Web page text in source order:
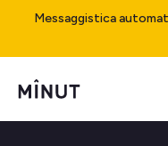
Messaggistica